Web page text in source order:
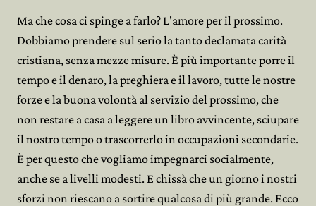
Ma che cosa ci spinge a farlo? L'amore per il prossimo.
Dobbiamo prendere sul serio la tanto declamata carità
cristiana, senza mezze misure. È più importante porre il
tempo e il denaro, la preghiera e il lavoro, tutte le nostre
forze e la buona volontà al servizio del prossimo, che
non restare a casa a leggere un libro avvincente, sciupare
il nostro tempo o trascorrerlo in occupazioni secondarie.
È per questo che vogliamo impegnarci socialmente,
anche se a livelli modesti. E chissà che un giorno i nostri
sforzi non riescano a sortire qualcosa di più grande. Ecco